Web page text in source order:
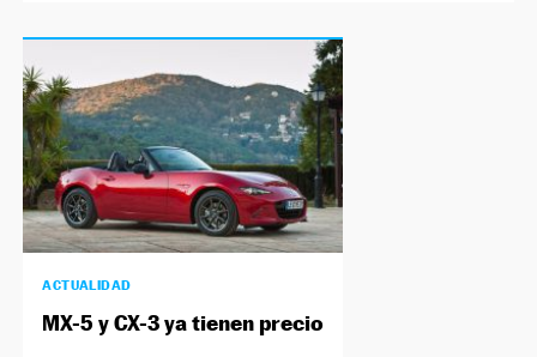
ACTUALIDAD
MX-5 y CX-3 ya tienen precio